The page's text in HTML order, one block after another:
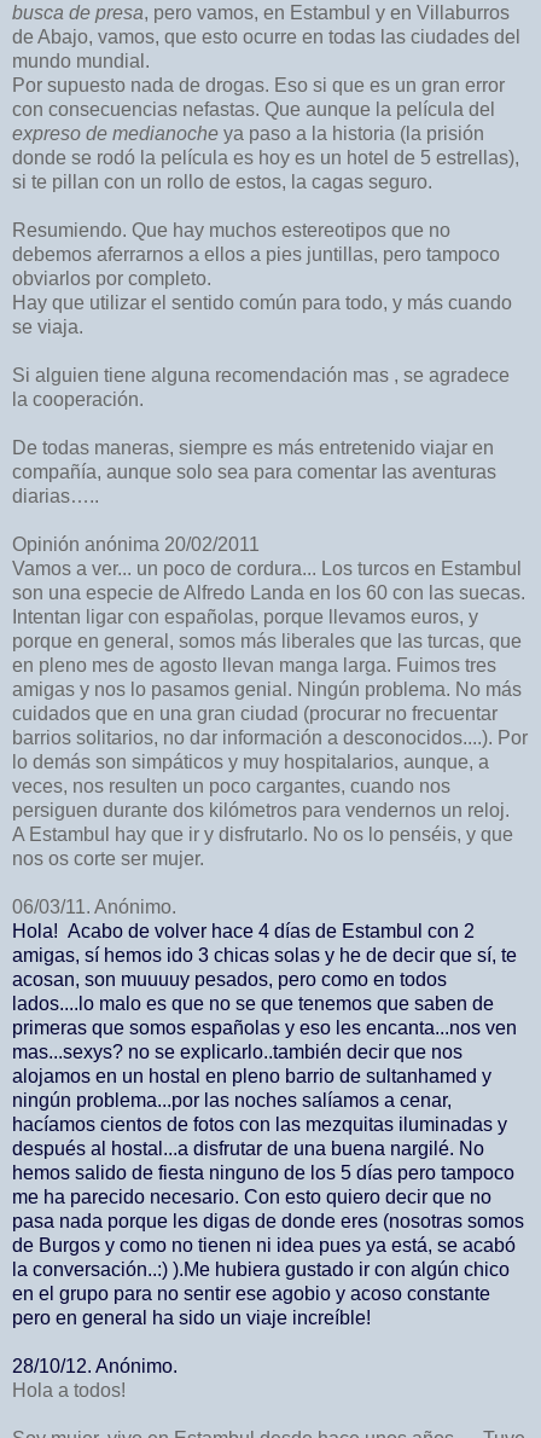
busca de presa, pero vamos, en Estambul y en Villaburros
de Abajo, vamos, que esto ocurre en todas las ciudades del
mundo mundial.
Por supuesto nada de drogas. Eso si que es un gran error
con consecuencias nefastas. Que aunque la película del
expreso de medianoche ya paso a la historia (la prisión
donde se rodó la película es hoy es un hotel de 5 estrellas),
si te pillan con un rollo de estos, la cagas seguro.
Resumiendo. Que hay muchos estereotipos que no
debemos aferrarnos a ellos a pies juntillas, pero tampoco
obviarlos por completo.
Hay que utilizar el sentido común para todo, y más cuando
se viaja.
Si alguien tiene alguna recomendación mas , se agradece
la cooperación.
De todas maneras, siempre es más entretenido viajar en
compañía, aunque solo sea para comentar las aventuras
diarias…..
Opinión anónima 20/02/2011
Vamos a ver... un poco de cordura... Los turcos en Estambul
son una especie de Alfredo Landa en los 60 con las suecas.
Intentan ligar con españolas, porque llevamos euros, y
porque en general, somos más liberales que las turcas, que
en pleno mes de agosto llevan manga larga. Fuimos tres
amigas y nos lo pasamos genial. Ningún problema. No más
cuidados que en una gran ciudad (procurar no frecuentar
barrios solitarios, no dar información a desconocidos....). Por
lo demás son simpáticos y muy hospitalarios, aunque, a
veces, nos resulten un poco cargantes, cuando nos
persiguen durante dos kilómetros para vendernos un reloj.
A Estambul hay que ir y disfrutarlo. No os lo penséis, y que
nos os corte ser mujer.
06/03/11. Anónimo.
Hola! Acabo de volver hace 4 días de Estambul con 2
amigas, sí hemos ido 3 chicas solas y he de decir que sí, te
acosan, son muuuuy pesados, pero como en todos
lados....lo malo es que no se que tenemos que saben de
primeras que somos españolas y eso les encanta...nos ven
mas...sexys? no se explicarlo..también decir que nos
alojamos en un hostal en pleno barrio de sultanhamed y
ningún problema...por las noches salíamos a cenar,
hacíamos cientos de fotos con las mezquitas iluminadas y
después al hostal...a disfrutar de una buena nargilé. No
hemos salido de fiesta ninguno de los 5 días pero tampoco
me ha parecido necesario. Con esto quiero decir que no
pasa nada porque les digas de donde eres (nosotras somos
de Burgos y como no tienen ni idea pues ya está, se acabó
la conversación..:) ).Me hubiera gustado ir con algún chico
en el grupo para no sentir ese agobio y acoso constante
pero en general ha sido un viaje increíble!
28/10/12. Anónimo.
Hola a todos!